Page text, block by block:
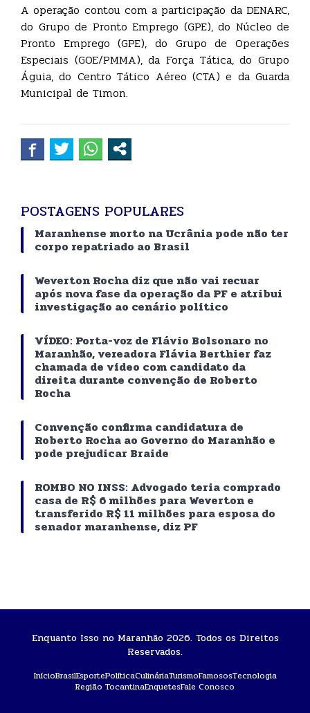
A operação contou com a participação da DENARC,
do Grupo de Pronto Emprego (GPE), do Núcleo de
Pronto Emprego (GPE), do Grupo de Operações
Especiais (GOE/PMMA), da Força Tática, do Grupo
Águia, do Centro Tático Aéreo (CTA) e da Guarda
Municipal de Timon.
POSTAGENS POPULARES
Maranhense morto na Ucrânia pode não ter
corpo repatriado ao Brasil
Weverton Rocha diz que não vai recuar
após nova fase da operação da PF e atribui
investigação ao cenário político
VÍDEO: Porta-voz de Flávio Bolsonaro no
Maranhão, vereadora Flávia Berthier faz
chamada de vídeo com candidato da
direita durante convenção de Roberto
Rocha
Convenção confirma candidatura de
Roberto Rocha ao Governo do Maranhão e
pode prejudicar Braide
ROMBO NO INSS: Advogado teria comprado
casa de R$ 6 milhões para Weverton e
transferido R$ 11 milhões para esposa do
senador maranhense, diz PF
Enquanto Isso no Maranhão 2026. Todos os Direitos
Reservados.
InícioBrasilEsportePolíticaCulináriaTurismoFamososTecnologia
Região TocantinaEnquetesFale Conosco